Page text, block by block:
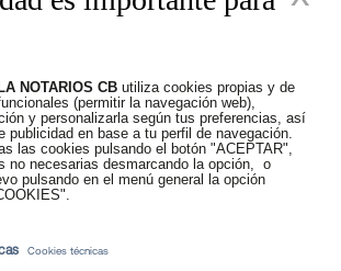
en Compra
en
NOTARIOS CB utiliza cookies propias y de
(permitir la navegación web),
y personalizarla según tus preferencias, así
publicidad en base a tu perfil de navegación.
las cookies pulsando el botón "ACEPTAR",
no necesarias desmarcando la opción, o
pulsando en el menú general la opción
Cookies técnicas